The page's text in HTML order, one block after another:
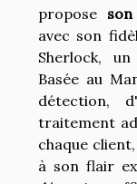
propose
avec son
Sherlock,
Basée au
détection,
traitement
chaque
à son flair